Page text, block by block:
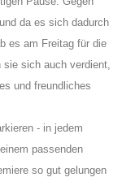
da es sich dadurch
es am Freitag für die
sich auch verdient,
und freundliches
- in jedem
passenden
so gut gelungen